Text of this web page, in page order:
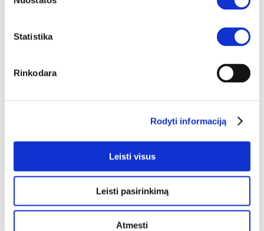
Statistika
Rinkodara
Rodyti informaciją
Leisti visus
Leisti pasirinkimą
Atmesti